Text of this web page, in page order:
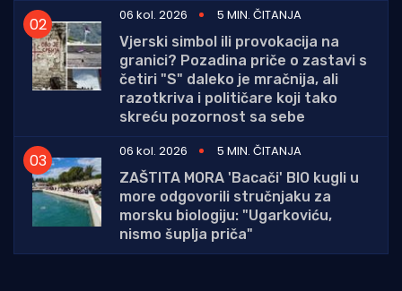
06 kol. 2026
5 MIN. ČITANJA
Vjerski simbol ili provokacija na
granici? Pozadina priče o zastavi s
četiri "S" daleko je mračnija, ali
razotkriva i političare koji tako
skreću pozornost sa sebe
06 kol. 2026
5 MIN. ČITANJA
ZAŠTITA MORA 'Bacači' BIO kugli u
more odgovorili stručnjaku za
morsku biologiju: "Ugarkoviću,
nismo šuplja priča"